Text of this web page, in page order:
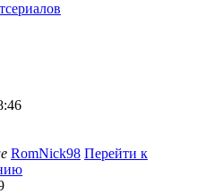
RomNick98 Перейти к